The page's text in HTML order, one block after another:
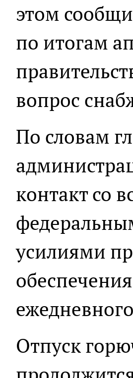
этом
по итогам
вопрос
По словам
контакт со
усилиями
Отпуск